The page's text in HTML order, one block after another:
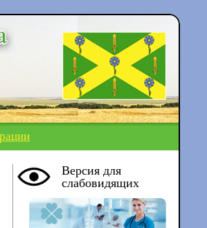
Версия для
слабовидящих